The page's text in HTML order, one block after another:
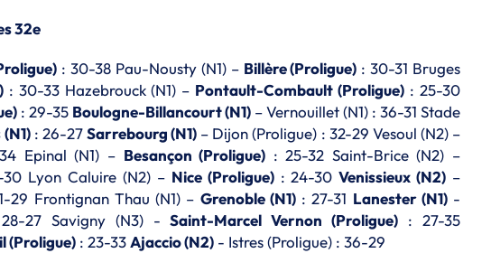
32e
: 30-38 Pau-Nousty (N1) – Billère (Proligue) : 30-31 Bruges
: 30-33 Hazebrouck (N1) – Pontault-Combault (Proligue) : 25-30
: 29-35 Boulogne-Billancourt (N1) – Vernouillet (N1) : 36-31 Stade
: 26-27Sarrebourg (N1) – Dijon (Proligue) : 32-29 Vesoul (N2) –
Epinal (N1) – Besançon (Proligue) : 25-32 Saint-Brice (N2) –
Lyon Caluire (N2) – Nice (Proligue): 24-30Venissieux (N2) –
29 Frontignan Thau (N1) – Grenoble (N1): 27-31 Lanester (N1)-
27 Savigny (N3) - Saint-Marcel Vernon (Proligue) : 27-35
(Proligue) : 23-33Ajaccio (N2) - Istres (Proligue) : 36-29